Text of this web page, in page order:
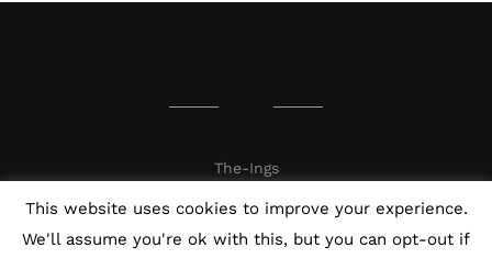
The-Ings
This website uses cookies to improve your experience.
We'll assume you're ok with this, but you can opt-out if